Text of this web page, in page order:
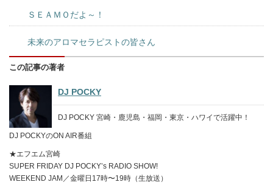
ＳＥＡＭＯだよ～！
未来のアロマセラピストの皆さん
この記事の著者
DJ POCKY
DJ POCKY 宮崎・鹿児島・福岡・東京・ハワイで活躍中！
DJ POCKYのON AIR番組
★エフエム宮崎
SUPER FRIDAY DJ POCKY’s RADIO SHOW!
WEEKEND JAM／金曜日17時〜19時（生放送）